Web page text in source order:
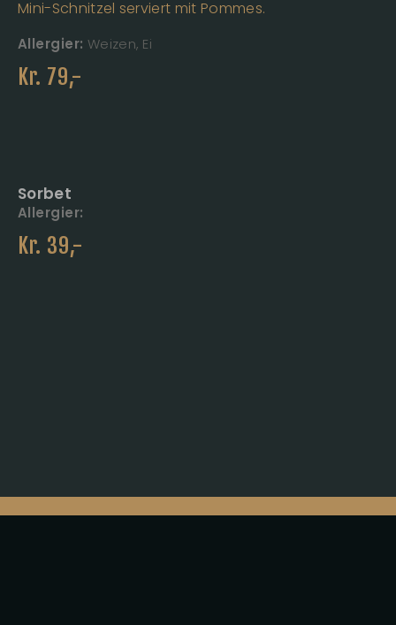
Mini-Schnitzel serviert mit Pommes.
Allergier: Weizen, Ei
Kr. 79,-
Sorbet
Allergier:
Kr. 39,-